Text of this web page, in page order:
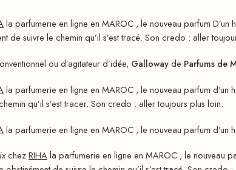
la parfumerie en ligne en MAROC , le nouveau parfum
de suivre le chemin qu’il s’est tracé. Son credo : aller
ou d’agitateur d’idée, Gallowayde Parfums de
la parfumerie en ligne en MAROC , le nouveau parfum
qu’il s’est tracer. Son credo : aller toujours plus loin.
la parfumerie en ligne en MAROC , le nouveau parfum
chezRIHAla parfumerie en ligne en MAROC , le nouveau